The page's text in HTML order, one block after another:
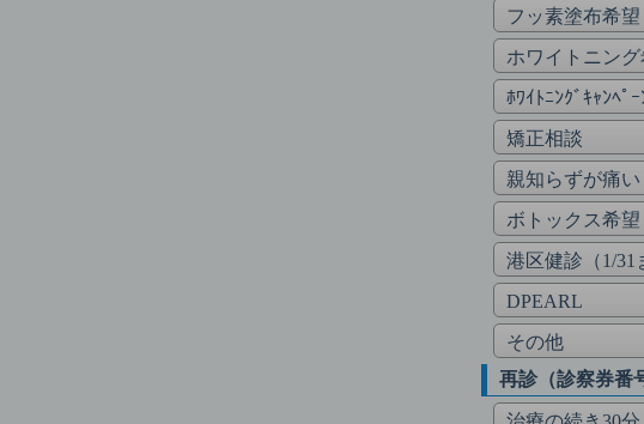
フッ素塗布希望
ホワイトニング
ﾎﾜｲﾄﾆﾝｸﾞｷｬﾝﾍﾟ
矯正相談
親知らずが痛
ボトックス希望
港区健診（1/31
DPEARL
その他
再診（診察券番